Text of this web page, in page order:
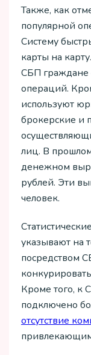
Также, как
популярной
Систему
карты на
СБП граждане
операций.
используют
брокерские и
лиц. В
денежном
рублей. Эти
человек.
указывают на
посредством
Кроме того, к
подключено
отсутствие